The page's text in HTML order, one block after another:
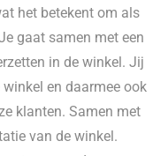
het betekent om als
gaat samen met een
in de winkel. Jij
en daarmee ook
klanten. Samen met
van de winkel.